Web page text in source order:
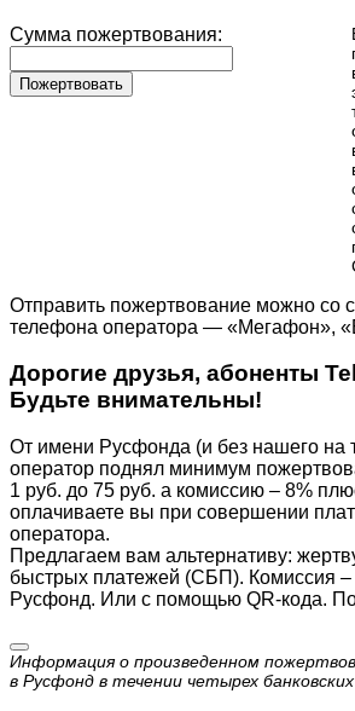
Сумма пожертвования:
Пожертвовать
Отправить пожертвование можно со
телефона оператора — «Мегафон»,
Дорогие друзья, абоненты
Будьте внимательны!
От имени Русфонда (и без нашего на
оператор поднял минимум
1 руб. до 75 руб. а комиссию – 8%
оплачиваете вы при совершении
оператора.
Предлагаем вам альтернативу:
быстрых платежей (СБП). Комиссия –
Русфонд. Или с помощью QR-кода.
Информация о произведенном
в Русфонд в течении четырех банковских